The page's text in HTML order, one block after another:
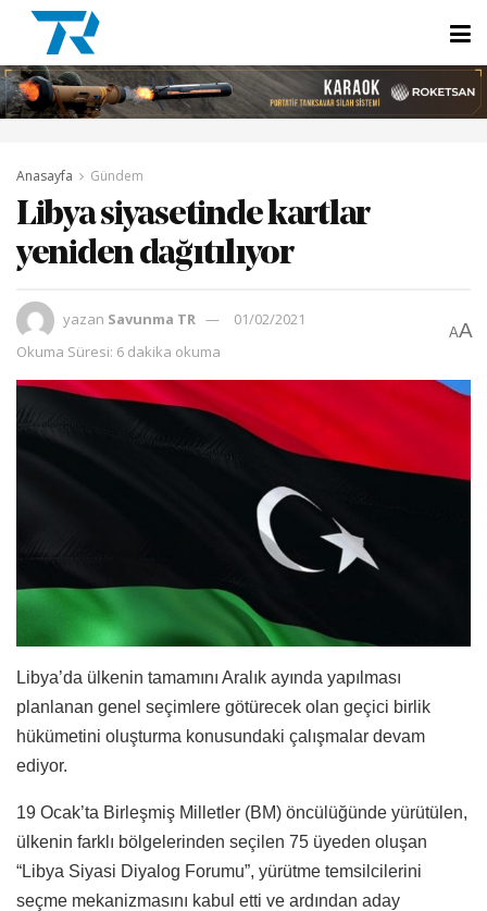
Anasayfa Gündem
Libya siyasetinde kartlar
yeniden dağıtılıyor
yazan Savunma TR
01/02/2021
Okuma Süresi: 6 dakika okuma
AA
Libya’da ülkenin tamamını Aralık ayında yapılması
planlanan genel seçimlere götürecek olan geçici birlik
hükümetini oluşturma konusundaki çalışmalar devam
ediyor.
19 Ocak’ta Birleşmiş Milletler (BM) öncülüğünde yürütülen,
ülkenin farklı bölgelerinden seçilen 75 üyeden oluşan
“Libya Siyasi Diyalog Forumu”, yürütme temsilcilerini
seçme mekanizmasını kabul etti ve ardından aday